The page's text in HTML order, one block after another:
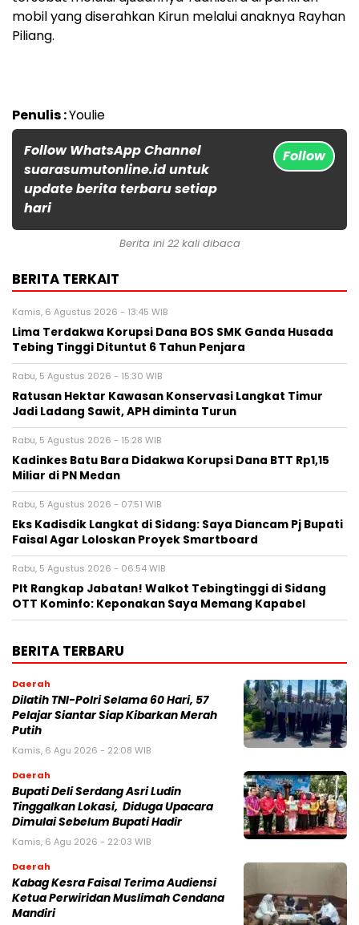
mobil yang diserahkan Kirun melalui anaknya Rayhan
Piliang.
Penulis :Youlie
Follow WhatsApp Channel
suarasumutonline.id untuk
update berita terbaru setiap
hari
Follow
Berita ini 22 kali dibaca
BERITA TERKAIT
Kamis, 6 Agustus 2026 - 13:45 WIB
Lima Terdakwa Korupsi Dana BOS SMK Ganda Husada
Tebing Tinggi Dituntut 6 Tahun Penjara
Rabu, 5 Agustus 2026 - 15:30 WIB
Ratusan Hektar Kawasan Konservasi Langkat Timur
Jadi Ladang Sawit, APH diminta Turun
Rabu, 5 Agustus 2026 - 15:28 WIB
Kadinkes Batu Bara Didakwa Korupsi Dana BTT Rp1,15
Miliar di PN Medan
Rabu, 5 Agustus 2026 - 07:51 WIB
Eks Kadisdik Langkat di Sidang: Saya Diancam Pj Bupati
Faisal Agar Loloskan Proyek Smartboard
Rabu, 5 Agustus 2026 - 06:54 WIB
Plt Rangkap Jabatan! Walkot Tebingtinggi di Sidang
OTT Kominfo: Keponakan Saya Memang Kapabel
BERITA TERBARU
Daerah
Dilatih TNI-Polri Selama 60 Hari, 57
Pelajar Siantar Siap Kibarkan Merah
Putih
Kamis, 6 Agu 2026 - 22:08 WIB
Daerah
Bupati Deli Serdang Asri Ludin
Tinggalkan Lokasi, Diduga Upacara
Dimulai Sebelum Bupati Hadir
Kamis, 6 Agu 2026 - 22:03 WIB
Daerah
Kabag Kesra Faisal Terima Audiensi
Ketua Perwiridan Muslimah Cendana
Mandiri